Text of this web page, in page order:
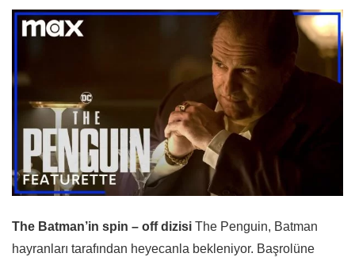
The Batman’in spin – off dizisi The Penguin, Batman
hayranları tarafından heyecanla bekleniyor. Başrolüne